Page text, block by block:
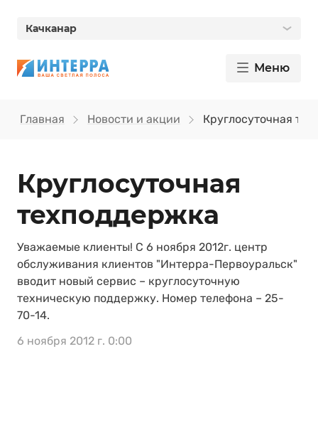
Качканар
Меню
Главная Новости и акции Круглосуточная
Круглосуточная
техподдержка
Уважаемые клиенты! С 6 ноября 2012г. центр
обслуживания клиентов "Интерра-Первоуральск"
вводит новый сервис – круглосуточную
техническую поддержку. Номер телефона – 25-
70-14.
6 ноября 2012 г. 0:00